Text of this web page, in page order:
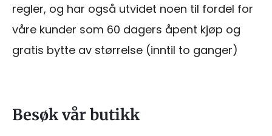
regler, og har også utvidet noen til fordel for
våre kunder som 60 dagers åpent kjøp og
gratis bytte av størrelse (inntil to ganger)
Besøk vår butikk